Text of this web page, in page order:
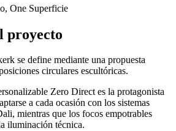
One Superficie
proyecto
se define mediante una propuesta
circulares escultóricas.
Zero Direct es la protagonista
a cada ocasión con los sistemas
mientras que los focos empotrables
iluminación técnica.